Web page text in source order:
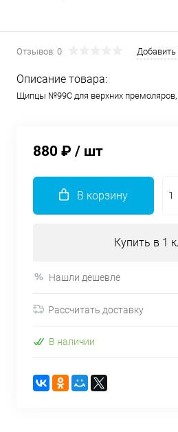
Отзывов: 0
Описание товара:
Щипцы №99С для верхних
880 ₽ / шт
В корзину
Купить в 1
Нашли дешевле
Рассчитать доставку
В наличии